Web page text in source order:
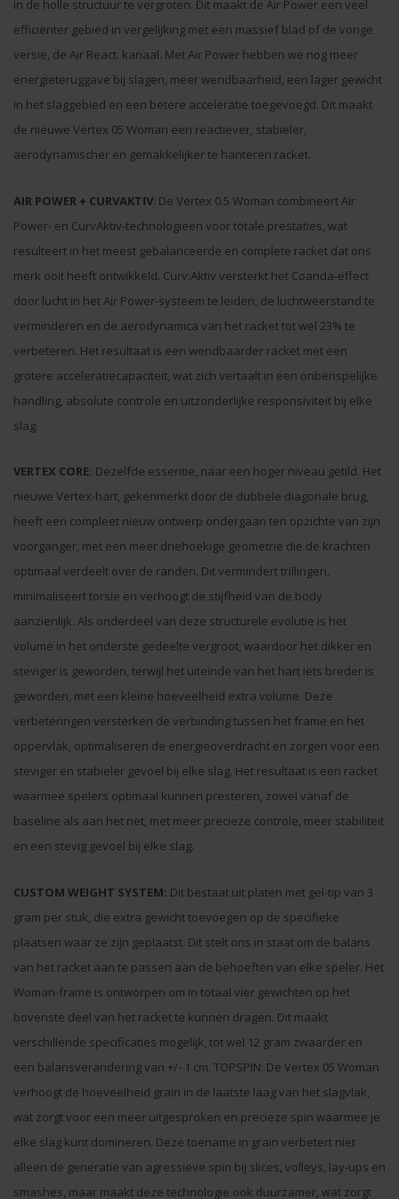
in de holle structuur te vergroten. Dit maakt de Air Power een veel
efficiënter gebied in vergelijking met een massief blad of de vorige
versie, de Air React. kanaal. Met Air Power hebben we nog meer
energieteruggave bij slagen, meer wendbaarheid, een lager gewicht
in het slaggebied en een betere acceleratie toegevoegd. Dit maakt
de nieuwe Vertex 05 Woman een reactiever, stabieler,
aerodynamischer en gemakkelijker te hanteren racket.
AIR POWER + CURVAKTIV: De Vertex 0.5 Woman combineert Air
Power- en CurvAktiv-technologieën voor totale prestaties, wat
resulteert in het meest gebalanceerde en complete racket dat ons
merk ooit heeft ontwikkeld. Curv:Aktiv versterkt het Coanda-effect
door lucht in het Air Power-systeem te leiden, de luchtweerstand te
verminderen en de aerodynamica van het racket tot wel 23% te
verbeteren. Het resultaat is een wendbaarder racket met een
grotere acceleratiecapaciteit, wat zich vertaalt in een onberispelijke
handling, absolute controle en uitzonderlijke responsiviteit bij elke
slag.
VERTEX CORE: Dezelfde essentie, naar een hoger niveau getild. Het
nieuwe Vertex-hart, gekenmerkt door de dubbele diagonale brug,
heeft een compleet nieuw ontwerp ondergaan ten opzichte van zijn
voorganger, met een meer driehoekige geometrie die de krachten
optimaal verdeelt over de randen. Dit vermindert trillingen,
minimaliseert torsie en verhoogt de stijfheid van de body
aanzienlijk. Als onderdeel van deze structurele evolutie is het
volume in het onderste gedeelte vergroot, waardoor het dikker en
steviger is geworden, terwijl het uiteinde van het hart iets breder is
geworden, met een kleine hoeveelheid extra volume. Deze
verbeteringen versterken de verbinding tussen het frame en het
oppervlak, optimaliseren de energieoverdracht en zorgen voor een
steviger en stabieler gevoel bij elke slag. Het resultaat is een racket
waarmee spelers optimaal kunnen presteren, zowel vanaf de
baseline als aan het net, met meer precieze controle, meer stabiliteit
en een stevig gevoel bij elke slag.
CUSTOM WEIGHT SYSTEM: Dit bestaat uit platen met gel-tip van 3
gram per stuk, die extra gewicht toevoegen op de specifieke
plaatsen waar ze zijn geplaatst. Dit stelt ons in staat om de balans
van het racket aan te passen aan de behoeften van elke speler. Het
Woman-frame is ontworpen om in totaal vier gewichten op het
bovenste deel van het racket te kunnen dragen. Dit maakt
verschillende specificaties mogelijk, tot wel 12 gram zwaarder en
een balansverandering van +/- 1 cm. TOPSPIN: De Vertex 05 Woman
verhoogt de hoeveelheid grain in de laatste laag van het slagvlak,
wat zorgt voor een meer uitgesproken en precieze spin waarmee je
elke slag kunt domineren. Deze toename in grain verbetert niet
alleen de generatie van agressieve spin bij slices, volleys, lay-ups en
smashes, maar maakt deze technologie ook duurzamer, wat zorgt